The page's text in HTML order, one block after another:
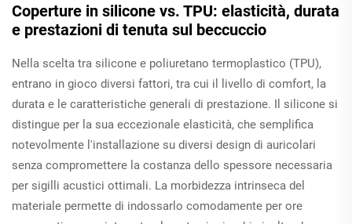
Coperture in silicone vs. TPU: elasticità, durata
e prestazioni di tenuta sul beccuccio
Nella scelta tra silicone e poliuretano termoplastico (TPU),
entrano in gioco diversi fattori, tra cui il livello di comfort, la
durata e le caratteristiche generali di prestazione. Il silicone si
distingue per la sua eccezionale elasticità, che semplifica
notevolmente l'installazione su diversi design di auricolari
senza compromettere la costanza dello spessore necessaria
per sigilli acustici ottimali. La morbidezza intrinseca del
materiale permette di indossarlo comodamente per ore